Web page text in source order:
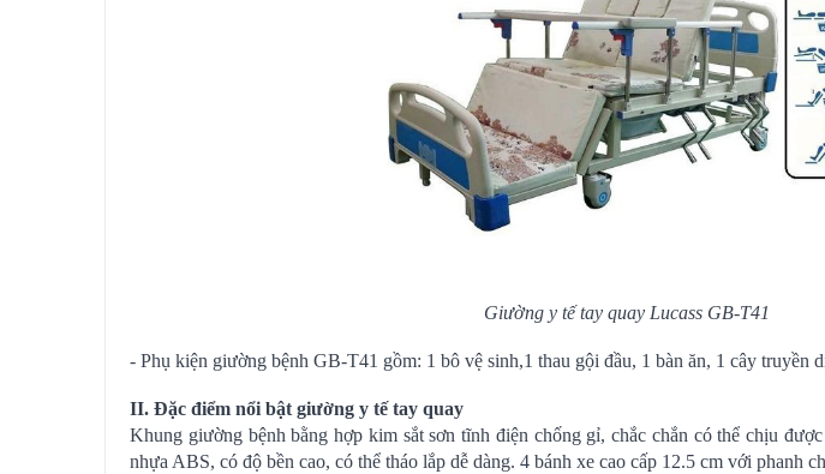
Giường y tế tay quay Lucass GB-T41
- Phụ kiện giường bệnh GB-T41 gồm: 1 bô vệ sinh,1 thau gội đầu, 1 bàn ăn, 1 cây truyền
II. Đặc điểm nổi bật giường y tế tay quay
Khung giường bệnh bằng hợp kim sắt sơn tĩnh điện chống gỉ, chắc chắn có thể chịu
nhựa ABS, có độ bền cao, có thể tháo lắp dễ dàng. 4 bánh xe cao cấp 12.5 cm với phanh